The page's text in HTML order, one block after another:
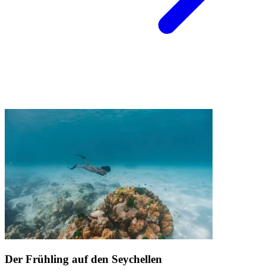
Der Frühling auf den Seychellen